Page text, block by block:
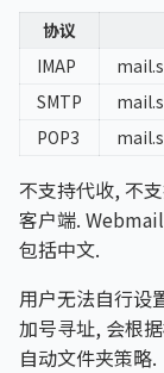
协议
IMAP
SMTP
POP3
不支持代收, 不
客户端.
包括中文.
用户无法自行设
加号寻址, 会根
自动文件夹策略.